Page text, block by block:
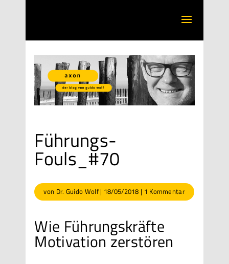
Führungs-
Fouls_#70
von Dr. Guido Wolf| 18/05/2018 | 1 Kommentar
Wie Führungskräfte
Motivation zerstören